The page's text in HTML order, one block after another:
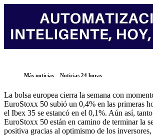
Más noticias – Noticias 24 horas
La bolsa europea cierra la semana con
EuroStoxx 50 subió un 0,4% en las primeras
el Ibex 35 se estancó en el 0,1%. Aún así,
EuroStoxx 50 están en camino de terminar la
positiva gracias al optimismo de los